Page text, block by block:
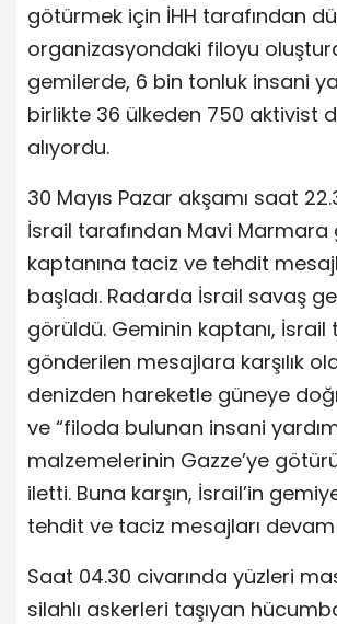
götürmek için İHH tarafından
organizasyondaki filoyu
gemilerde, 6 bin tonluk insani
birlikte 36 ülkeden 750 aktivist
alıyordu.
30 Mayıs Pazar akşamı saat
İsrail tarafından Mavi Marmara
kaptanına taciz ve tehdit
başladı. Radarda İsrail savaş
görüldü. Geminin kaptanı, İsrail
gönderilen mesajlara karşılık
denizden hareketle güneye
ve “filoda bulunan insani
malzemelerinin Gazze’ye
iletti. Buna karşın, İsrail’in
tehdit ve taciz mesajları
Saat 04.30 civarında yüzleri
silahlı askerleri taşıyan